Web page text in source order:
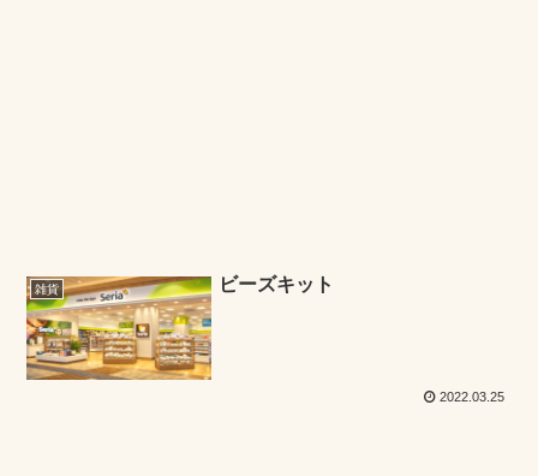
雑貨 ビーズキット
2022.03.25